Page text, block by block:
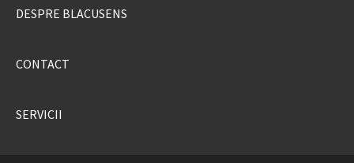
DESPRE BLACUSENS
CONTACT
SERVICII